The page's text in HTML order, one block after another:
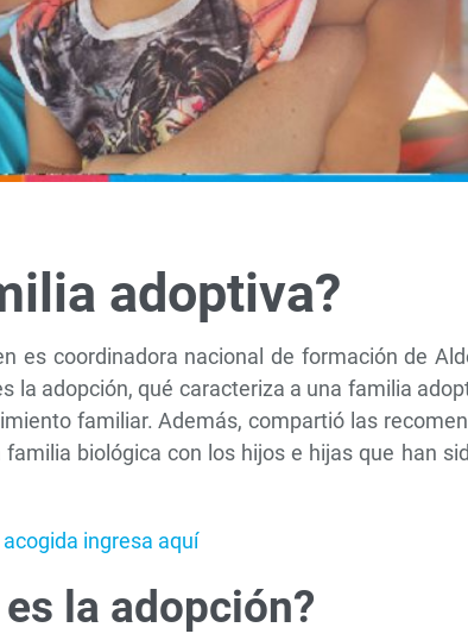
adoptiva?
es coordinadora nacional de formación de
la adopción, qué caracteriza a una familia
familiar. Además, compartió las
biológica con los hijos e hijas que han
ingresa aquí
es la adopción?